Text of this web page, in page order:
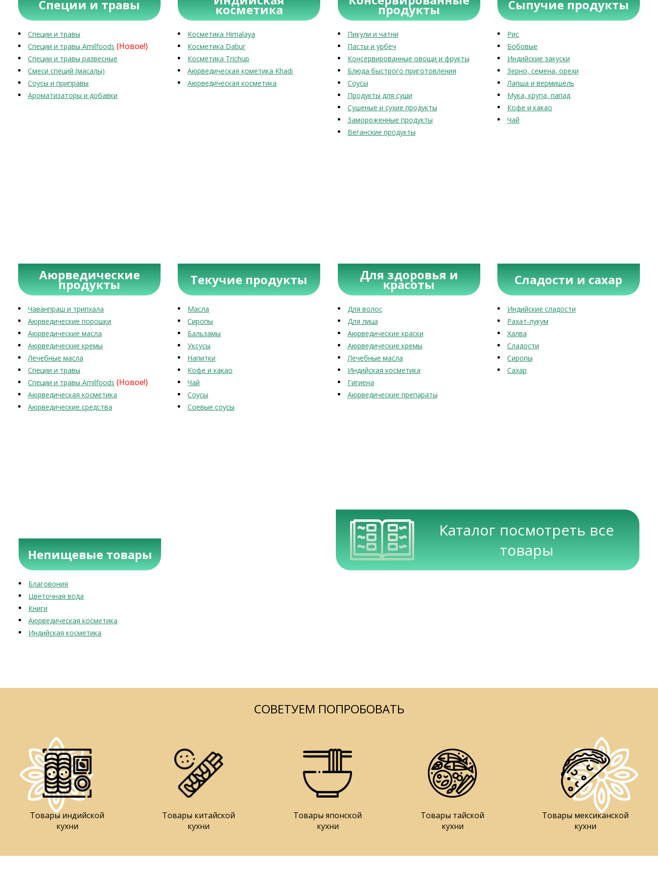
Специи и травы
Специи и травы
Специи и травы Amilfoods (Новое!)
Специи и травы развесные
Смеси специй (масалы)
Соусы и приправы
Ароматизаторы и добавки
косметика
Косметика Himalaya
Косметика Dabur
Косметика Trichup
Аюрведическая кометика Khadi
Аюрведическая косметика
продукты
Пикули и чатни
Пасты и урбеч
Консервированные овощи и фрукты
Блюда быстрого приготовления
Соусы
Продукты для суши
Сушеные и сухие продукты
Замороженные продукты
Веганские продукты
Сыпучие продукты
Рис
Бобовые
Индийские закуски
Зерно, семена, орехи
Лапша и вермишель
Мука, крупа, папад
Кофе и какао
Чай
Аюрведические
продукты
Чаванпраш и трипхала
Аюрведические порошки
Аюрведические масла
Аюрведические кремы
Лечебные масла
Специи и травы
Специи и травы Amilfoods (Новое!)
Аюрведическая косметика
Аюрведические средства
Текучие продукты
Масла
Сиропы
Бальзамы
Уксусы
Напитки
Кофе и какао
Чай
Соусы
Соевые соусы
Для здоровья и
красоты
Для волос
Для лица
Аюрведические краски
Аюрведические кремы
Лечебные масла
Индийская косметика
Гигиена
Аюрведические препараты
Сладости и сахар
Индийские сладости
Рахат-лукум
Халва
Сладости
Сиропы
Сахар
Непищевые товары
Благовония
Цветочная вода
Книги
Аюрведическая косметика
Индийская косметика
Каталог посмотреть все
товары
СОВЕТУЕМ ПОПРОБОВАТЬ
Товары индийской
кухни
Товары китайской
кухни
Товары японской
кухни
Товары тайской
кухни
Товары мексиканской
кухни